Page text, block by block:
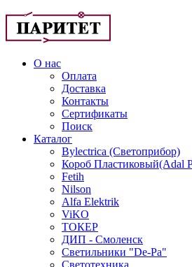
О нас
Оплата
Доставка
Контакты
Сертификаты
Поиск
Каталог
Bylectrica (Светоприбор)
Короб Пластиковый(Adal
Fetih
Nilson
Alfa Elektrik
ViKO
ТОКЕР
ДИП - Смоленск
Светильники "De-Pa"
Светотехника